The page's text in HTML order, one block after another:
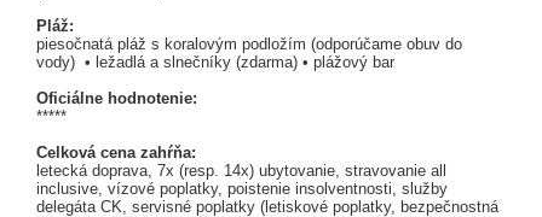
Pláž:
piesočnatá pláž s koralovým podložím (odporúčame obuv do
vody) • ležadlá a slnečníky (zdarma) • plážový bar
Oficiálne hodnotenie:
*****
Celková cena zahŕňa:
letecká doprava, 7x (resp. 14x) ubytovanie, stravovanie all
inclusive, vízové poplatky, poistenie insolventnosti, služby
delegáta CK, servisné poplatky (letiskové poplatky, bezpečnostná